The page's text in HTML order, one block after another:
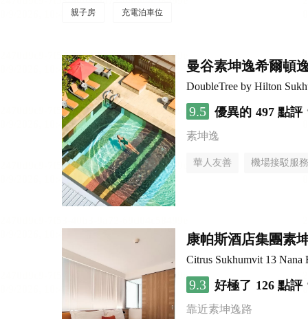
親子房 充電泊車位
曼谷素坤逸希爾頓
DoubleTree by Hilton
9.5 優異的 497 點評
素坤逸
華人友善 機場接駁服務
康帕斯酒店集團素
Citrus Sukhumvit 13 Nana
9.3 好極了 126 點評
靠近素坤逸路